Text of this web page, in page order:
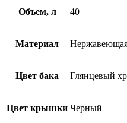
Объем, л 40
Материал
Цвет бака Глянцевый
Цвет крышки Черный